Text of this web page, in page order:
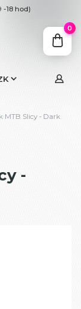
-18 hod)
0
MTB Slicy - Dark
-